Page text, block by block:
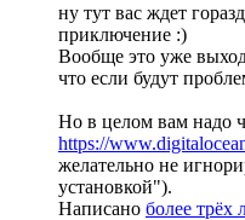
ну тут вас ждет
приключение :)
Вообще это уже
что если будут
Но в целом вам надо
https://
желательно не
установкой").
Написано более трёх